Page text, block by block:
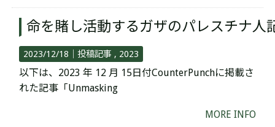
命を賭し活動するガザのパレスチナ
2023/12/18｜投稿記事 2023
以下は、2023 年 12 月 15日付CounterPunchに掲載さ
れた記事「Unmasking
MORE INFO